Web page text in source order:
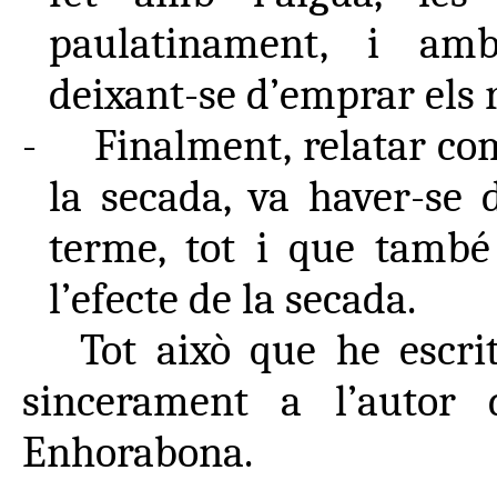
paulatinament, i
deixant-se d’emprar
-
Finalment, relatar
la secada, va haver-se
terme, tot i que
l’efecte de la secada.
Tot això que he
sincerament a l’autor
Enhorabona.